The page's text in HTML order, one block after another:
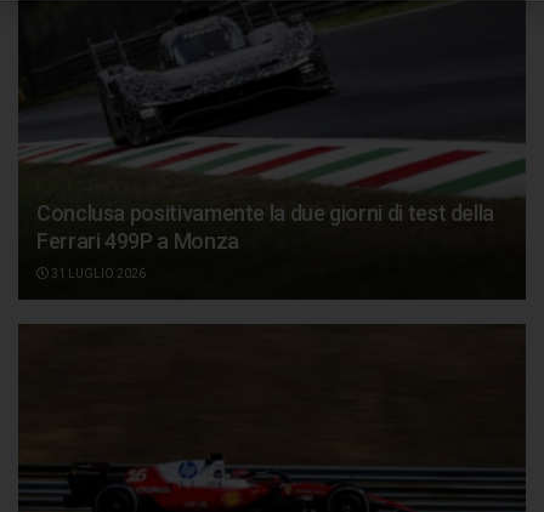
Conclusa positivamente la due giorni di test della
Ferrari 499P a Monza
31 LUGLIO 2026